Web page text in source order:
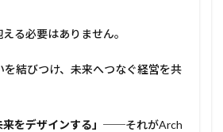
る必要はありません。
結びつけ、未来へつなぐ経営を共
をデザインする」 ──それがArch